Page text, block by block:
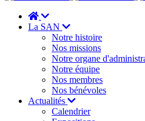
La SAN
Notre histoire
Nos missions
Notre organe
Notre équipe
Nos membres
Nos bénévoles
Actualités
Calendrier